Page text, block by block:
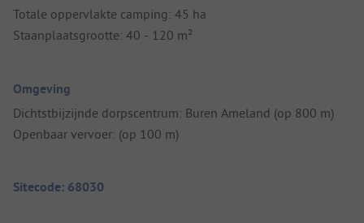
Totale oppervlakte camping: 45 ha
Staanplaatsgrootte: 40 - 120 m²
Omgeving
Dichtstbijzijnde dorpscentrum: Buren Ameland (op 800 m)
Openbaar vervoer: (op 100 m)
Sitecode: 68030